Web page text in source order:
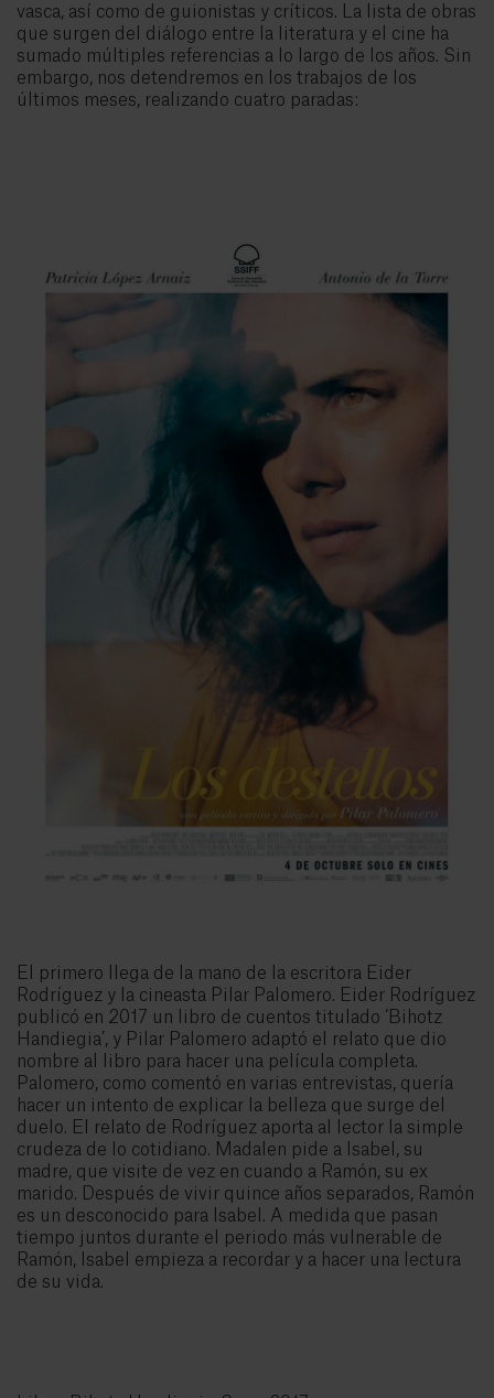
vasca, así como de guionistas y críticos. La lista de obras
que surgen del diálogo entre la literatura y el cine ha
sumado múltiples referencias a lo largo de los años. Sin
embargo, nos detendremos en los trabajos de los
últimos meses, realizando cuatro paradas:
El primero llega de la mano de la escritora Eider
Rodríguez y la cineasta Pilar Palomero. Eider Rodríguez
publicó en 2017 un libro de cuentos titulado ‘Bihotz
Handiegia’, y Pilar Palomero adaptó el relato que dio
nombre al libro para hacer una película completa.
Palomero, como comentó en varias entrevistas, quería
hacer un intento de explicar la belleza que surge del
duelo. El relato de Rodríguez aporta al lector la simple
crudeza de lo cotidiano. Madalen pide a Isabel, su
madre, que visite de vez en cuando a Ramón, su ex
marido. Después de vivir quince años separados, Ramón
es un desconocido para Isabel. A medida que pasan
tiempo juntos durante el periodo más vulnerable de
Ramón, Isabel empieza a recordar y a hacer una lectura
de su vida.